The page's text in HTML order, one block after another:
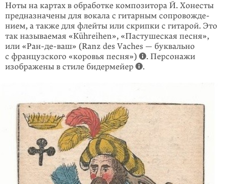
Ноты на картах в обработке компози­тора Й. Хонесты
предназначены для вока­ла с гитар­ным сопровожде­
нием, а также для флейты или скрипки с гита­рой. Это
так называемая «Kühreihen», «Пастушес­кая песня»,
или «Ран-де-ваш» (Ranz des Vaches — буквально
с француз­ского «коровья песня»)
. Персонажи
изобра­жены в стиле бидермейер
.